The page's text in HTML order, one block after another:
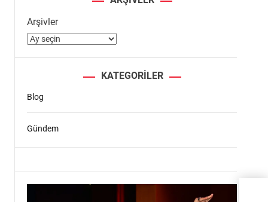
Arşivler
KATEGORILER
Blog
Gündem